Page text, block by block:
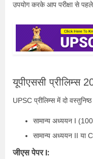
उपयोग करके आप परीक्षा से
यूपीएससी प्रीलिम्स
UPSC प्रीलिम्स में दो
सामान्य अध्ययन I
सामान्य अध्ययन II या
जीएस पेपर I: